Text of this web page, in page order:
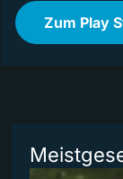
Zum Play